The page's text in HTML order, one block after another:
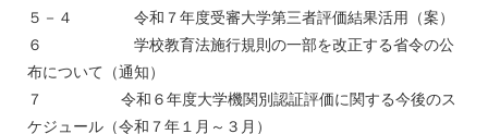
５－４ 令和７年度受審大学第三者評価結果活用（案）
６ 学校教育法施行規則の一部を改正する省令の公
布について（通知）
７ 令和６年度大学機関別認証評価に関する今後のス
ケジュール（令和７年１月～３月）